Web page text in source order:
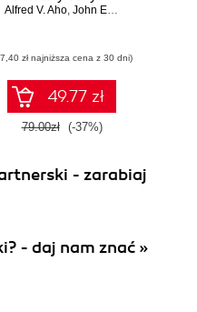
Alfred V. Aho, John E. Hopcroft
zł najniższa cena z 30 dni)
49.77 zł
79.00zł (-37%)
- zarabiaj
- daj nam znać »